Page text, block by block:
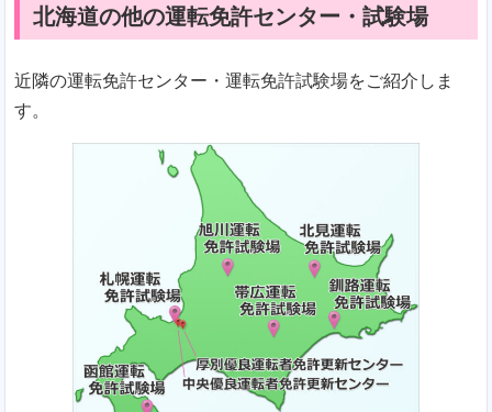
北海道の他の運転免許センター・試験場
近隣の運転免許センター・運転免許試験場をご紹介しま
す。